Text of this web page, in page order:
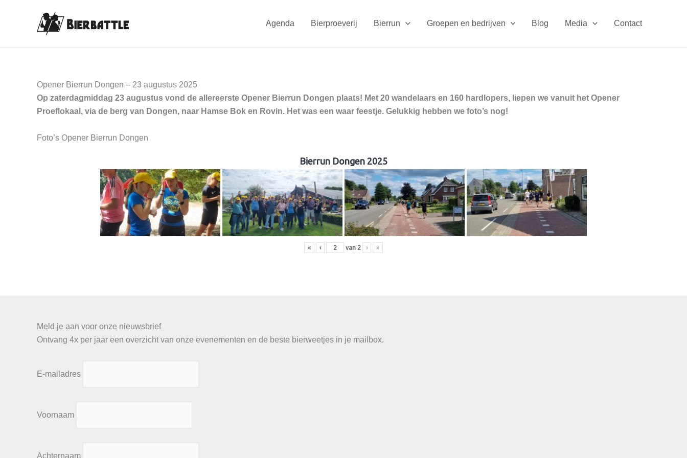
inhoud
Agenda Bierproeverij Bierrun Groepen en bedrijven Blog Media Contact
Opener Bierrun Dongen – 23 augustus 2025
Op zaterdagmiddag 23 augustus vond de allereerste Opener Bierrun Dongen plaats! Met 20 wandelaars en 160 hardlopers, liepen we vanuit het Opener
Proeflokaal, via de berg van Dongen, naar Hamse Bok en Rovin. Het was een waar feestje. Gelukkig hebben we foto’s nog!
Foto’s Opener Bierrun Dongen
Bierrun Dongen 2025
« ‹ van 2 › »
Meld je aan voor onze nieuwsbrief
Ontvang 4x per jaar een overzicht van onze evenementen en de beste bierweetjes in je mailbox.
E-mailadres
Voornaam
Achternaam